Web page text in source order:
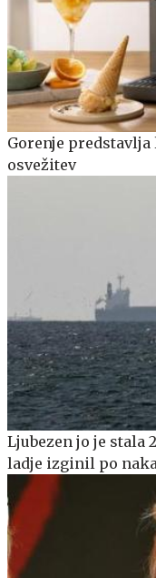
Gorenje predstavlja
osvežitev
Ljubezen jo je stala
ladje izginil po